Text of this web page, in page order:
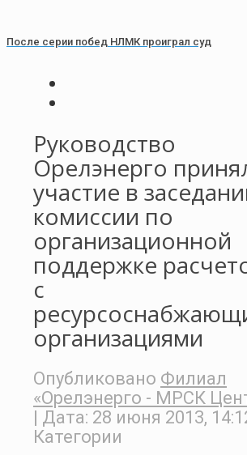
После серии побед НЛМК проиграл суд
Руководство
Орелэнерго
участие в
комиссии по
организационной
поддержке
с
организациями
Опубликовано Филиал
«Орелэнерго - МРСК
| Дата: 28 июня 2013,
Категории